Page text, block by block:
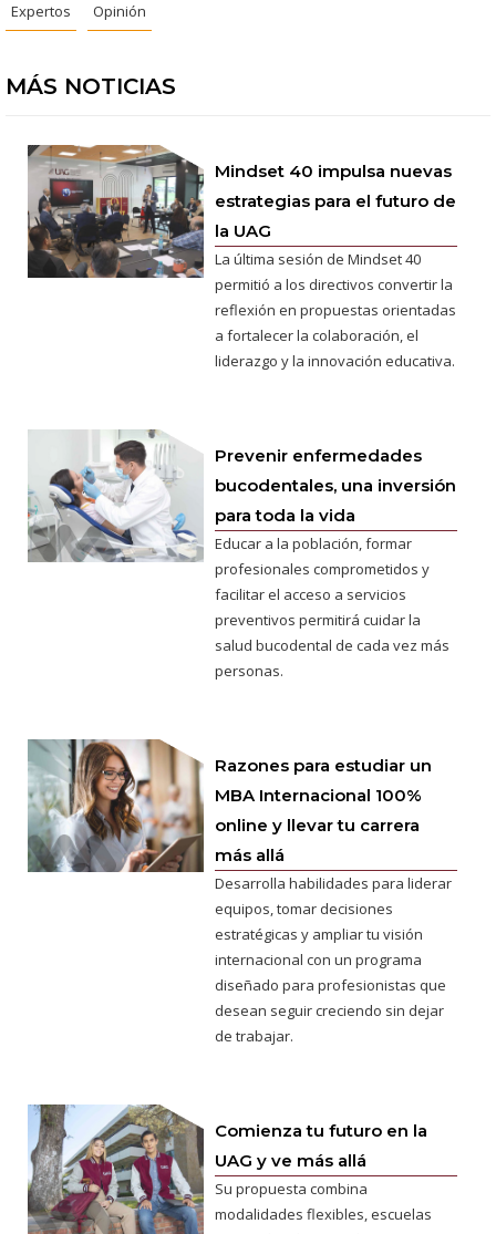
Expertos Opinión
MÁS NOTICIAS
Mindset 40 impulsa nuevas
estrategias para el futuro de
la UAG
La última sesión de Mindset 40
permitió a los directivos convertir la
reflexión en propuestas orientadas
a fortalecer la colaboración, el
liderazgo y la innovación educativa.
Prevenir enfermedades
bucodentales, una inversión
para toda la vida
Educar a la población, formar
profesionales comprometidos y
facilitar el acceso a servicios
preventivos permitirá cuidar la
salud bucodental de cada vez más
personas.
Razones para estudiar un
MBA Internacional 100%
online y llevar tu carrera
más allá
Desarrolla habilidades para liderar
equipos, tomar decisiones
estratégicas y ampliar tu visión
internacional con un programa
diseñado para profesionistas que
desean seguir creciendo sin dejar
de trabajar.
Comienza tu futuro en la
UAG y ve más allá
Su propuesta combina
modalidades flexibles, escuelas